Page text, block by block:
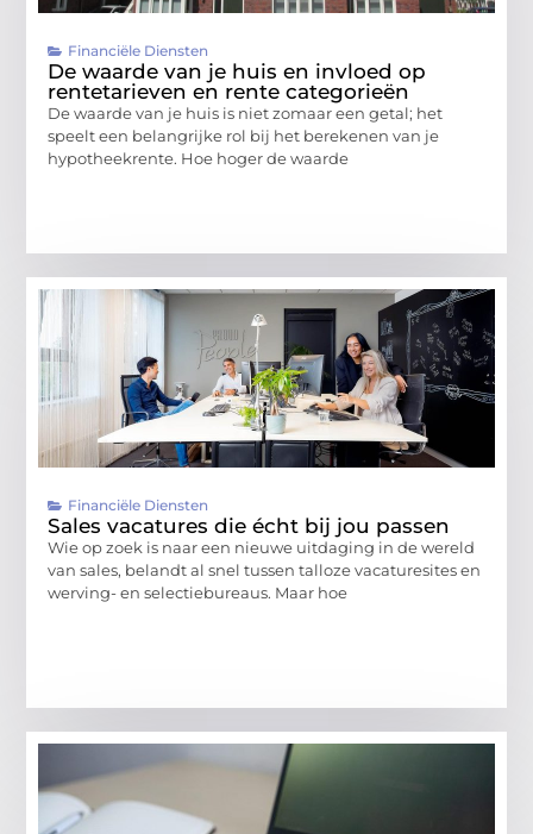
Financiële Diensten
De waarde van je huis en invloed op
rentetarieven en rente categorieën
De waarde van je huis is niet zomaar een getal; het
speelt een belangrijke rol bij het berekenen van je
hypotheekrente. Hoe hoger de waarde
Financiële Diensten
Sales vacatures die écht bij jou passen
Wie op zoek is naar een nieuwe uitdaging in de wereld
van sales, belandt al snel tussen talloze vacaturesites en
werving- en selectiebureaus. Maar hoe